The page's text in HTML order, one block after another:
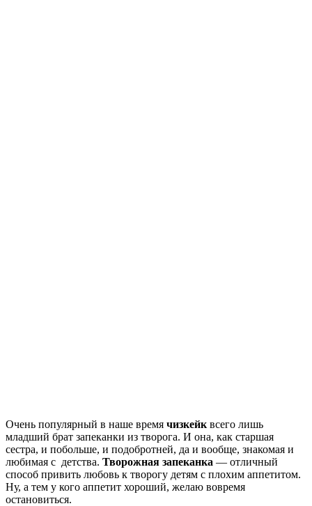
Очень популярный в наше время чизкейк всего лишь
младший брат запеканки из творога. И она, как старшая
сестра, и побольше, и подобротней, да и вообще, знакомая и
любимая с детства. Творожная запеканка — отличный
способ привить любовь к творогу детям с плохим аппетитом.
Ну, а тем у кого аппетит хороший, желаю вовремя
остановиться.